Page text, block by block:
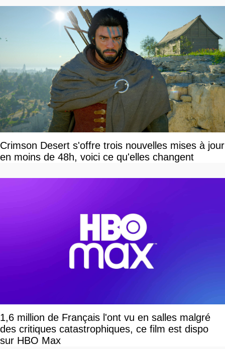
Crimson Desert s'offre trois nouvelles mises à jour
en moins de 48h, voici ce qu'elles changent
1,6 million de Français l'ont vu en salles malgré
des critiques catastrophiques, ce film est dispo
sur HBO Max